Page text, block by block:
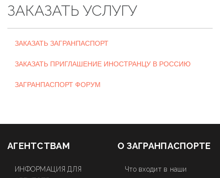
ЗАКАЗАТЬ УСЛУГУ
ЗАКАЗАТЬ ЗАГРАНПАСПОРТ
ЗАКАЗАТЬ ПРИГЛАШЕНИЕ ИНОСТРАНЦУ В РОССИЮ
ЗАГРАНПАСПОРТ ФОРУМ
АГЕНТСТВАМ
ИНФОРМАЦИЯ ДЛЯ
О ЗАГРАНПАСПОРТЕ
Что входит в наши